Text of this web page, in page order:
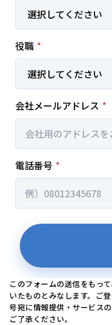
このフォームの送信をもって
いたものとみなします。ご
号宛に情報提供・サービス
ご了承ください。